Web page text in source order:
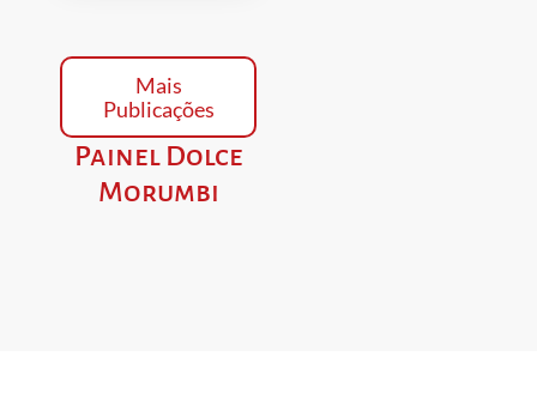
Mais
Publicações
Painel Dolce
Morumbi